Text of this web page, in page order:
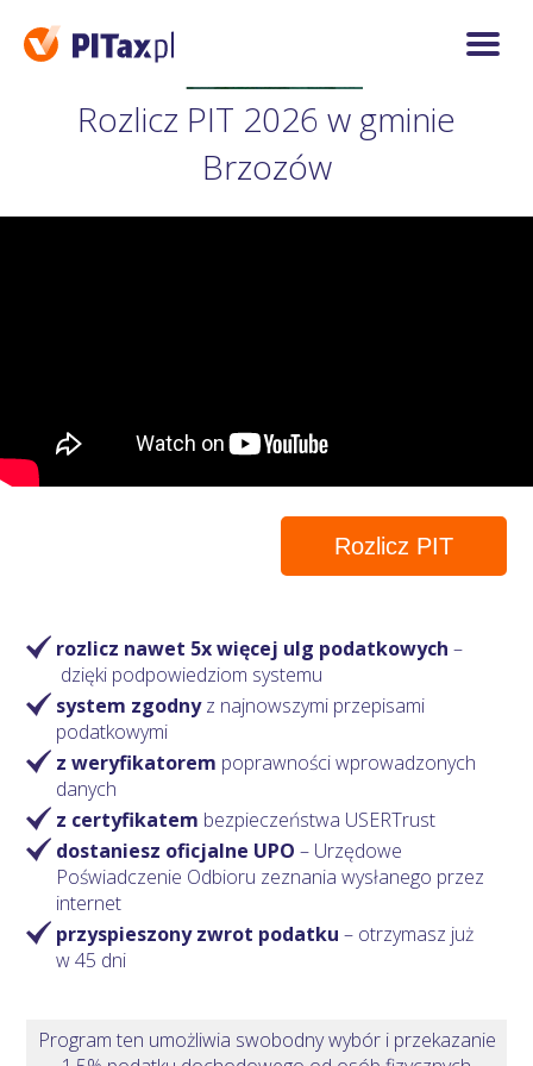
Rozlicz PIT 2026 w gminie
Brzozów
Rozlicz PIT
rozlicz nawet 5x więcej ulg podatkowych–
dzięki podpowiedziom systemu
system zgodnyz najnowszymi przepisami
podatkowymi
z weryfikatorem poprawności wprowadzonych
danych
z certyfikatem bezpieczeństwa USERTrust
dostaniesz oficjalne UPO – Urzędowe
Poświadczenie Odbioru zeznania wysłanego przez
internet
przyspieszony zwrot podatku – otrzymasz już
w 45 dni
Program ten umożliwia swobodny wybór i przekazanie